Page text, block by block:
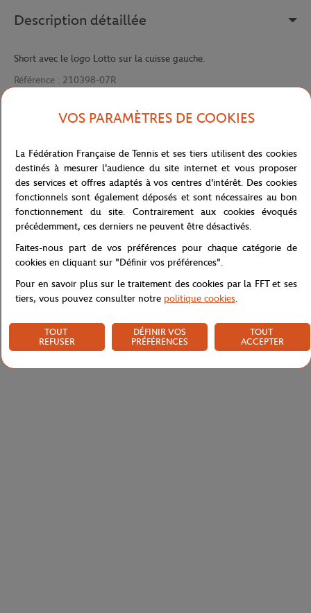
Description détaillée
Short avec le logo Lotto sur la cuisse gauche.
Référence : 210398-07R
Livraison et retours
VOS PARAMÈTRES DE COOKIES
La Fédération Française de Tennis et ses tiers utilisent des cookies
destinés à mesurer l'audience du site internet et vous proposer
des services et offres adaptés à vos centres d'intérêt. Des cookies
fonctionnels sont également déposés et sont nécessaires au bon
fonctionnement du site. Contrairement aux cookies évoqués
précédemment, ces derniers ne peuvent être désactivés.
Faites-nous part de vos préférences pour chaque catégorie de
cookies en cliquant sur "Définir vos préférences".
Pour en savoir plus sur le traitement des cookies par la FFT et ses
tiers, vous pouvez consulter notre politique cookies.
TOUT
REFUSER
DÉFINIR VOS
PRÉFÉRENCES
TOUT
ACCEPTER